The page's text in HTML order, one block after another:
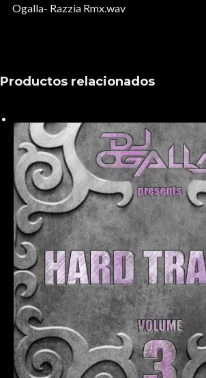
Ogalla- Razzia Rmx.wav
Productos relacionados